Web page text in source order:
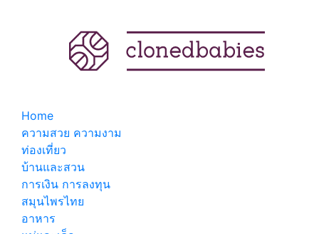
Home
ความสวย ความงาม
ท่องเที่ยว
บ้านและสวน
การเงิน การลงทุน
สมุนไพรไทย
อาหาร